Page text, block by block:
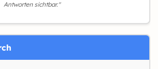
Antworten sichtbar."